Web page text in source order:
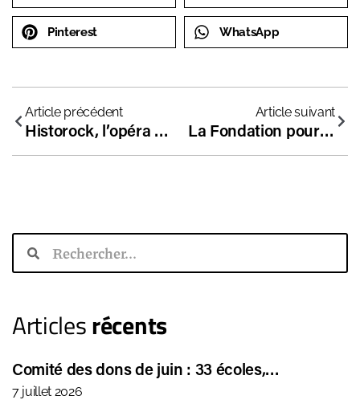
Pinterest WhatsApp
Article précédent
Historock, l’opéra qui fait aimer l’Histoire de France à tous les enfants, petits et grands !
Article suivant
La Fondation pour l’école a subventionné 12 écoles indépendantes en décembre 2022
Articlesrécents
Comité des dons de juin : 33 écoles,…
7 juillet 2026